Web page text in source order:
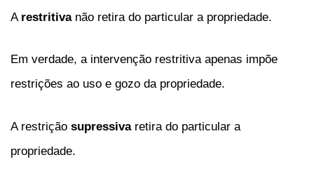
A restritivanão retira do particular a propriedade.
Em verdade, a intervenção restritiva apenas impõe
restrições ao uso e gozo da propriedade.
A restrição supressivaretira do particular a
propriedade.